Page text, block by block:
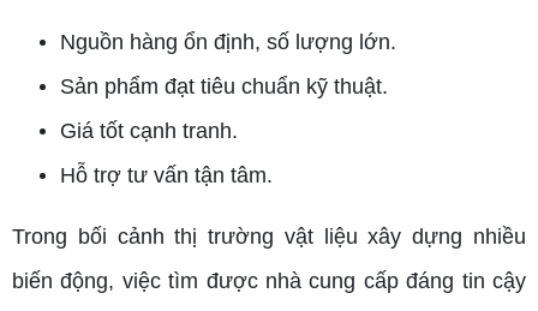
Nguồn hàng ổn định, số lượng lớn.
Sản phẩm đạt tiêu chuẩn kỹ thuật.
Giá tốt cạnh tranh.
Hỗ trợ tư vấn tận tâm.
Trong bối cảnh thị trường vật liệu xây dựng nhiều
biến động, việc tìm được nhà cung cấp đáng tin cậy